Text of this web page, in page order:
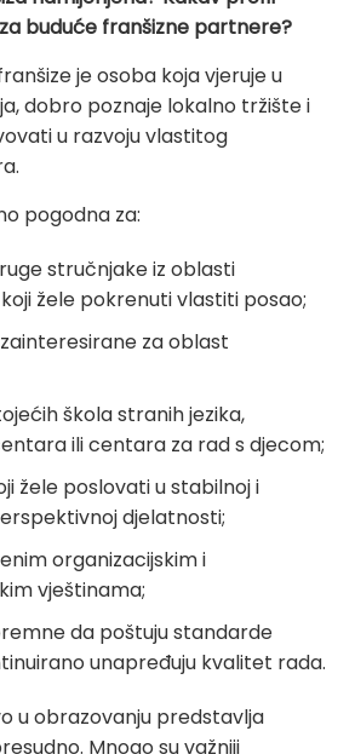
buduće franšizne partnere?
je osoba koja vjeruje u
dobro poznaje lokalno tržište i
u razvoju vlastitog
pogodna za:
stručnjake iz oblasti
žele pokrenuti vlastiti posao;
za oblast
škola stranih jezika,
ili centara za rad s djecom;
žele poslovati u stabilnoj i
djelatnosti;
organizacijskim i
vještinama;
da poštuju standarde
unapređuju kvalitet rada.
u obrazovanju predstavlja
Mnogo su važniji